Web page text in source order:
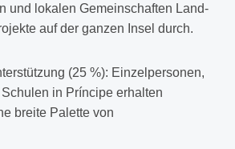
und lokalen Gemeinschaften Land-
auf der ganzen Insel durch.
(25 %): Einzelpersonen,
in Príncipe erhalten
breite Palette von